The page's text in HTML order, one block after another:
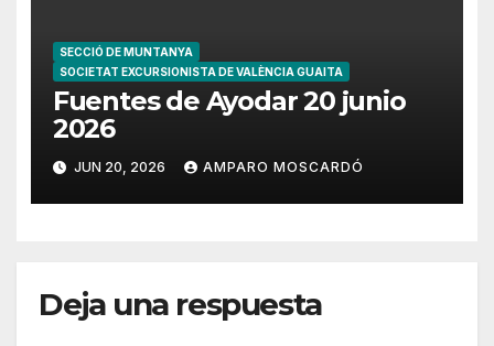
SECCIÓ DE MUNTANYA
SOCIETAT EXCURSIONISTA DE VALÈNCIA GUAITA
Fuentes de Ayodar 20 junio
2026
JUN 20, 2026 AMPARO MOSCARDÓ
Deja una respuesta